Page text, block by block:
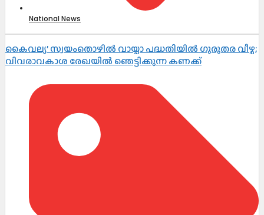
National News
കൈവല്യ’ സ്വയംതൊഴിൽ വായ്പാ പദ്ധതിയിൽ ഗുരുതര വീഴ്ച;
വിവരാവകാശ രേഖയിൽ ഞെട്ടിക്കുന്ന കണക്ക്